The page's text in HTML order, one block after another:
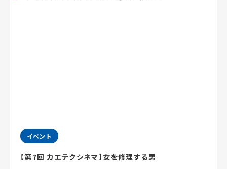
イベント
【第7回 カエテクシネマ】女を修理する男